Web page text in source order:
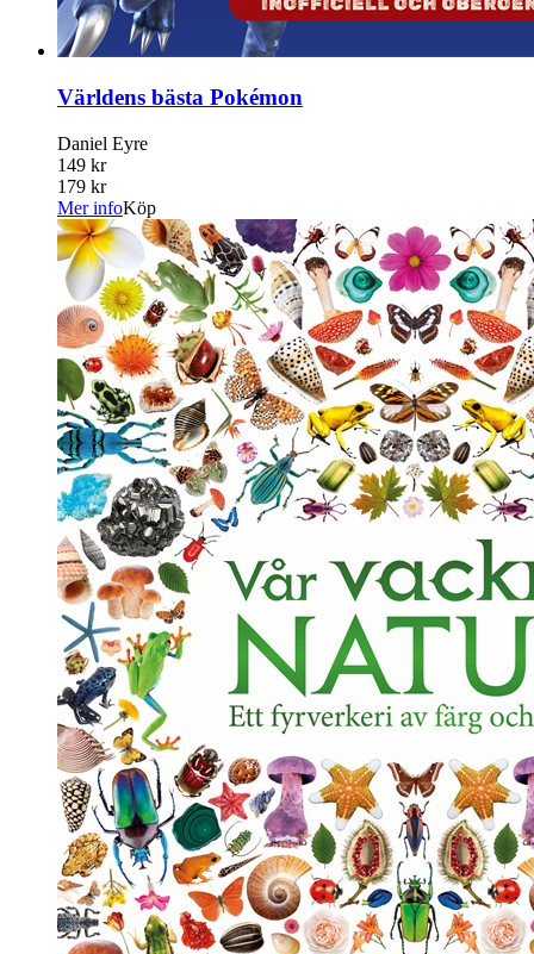
Världens bästa Pokémon
Daniel Eyre
149 kr
179 kr
Mer infoKöp